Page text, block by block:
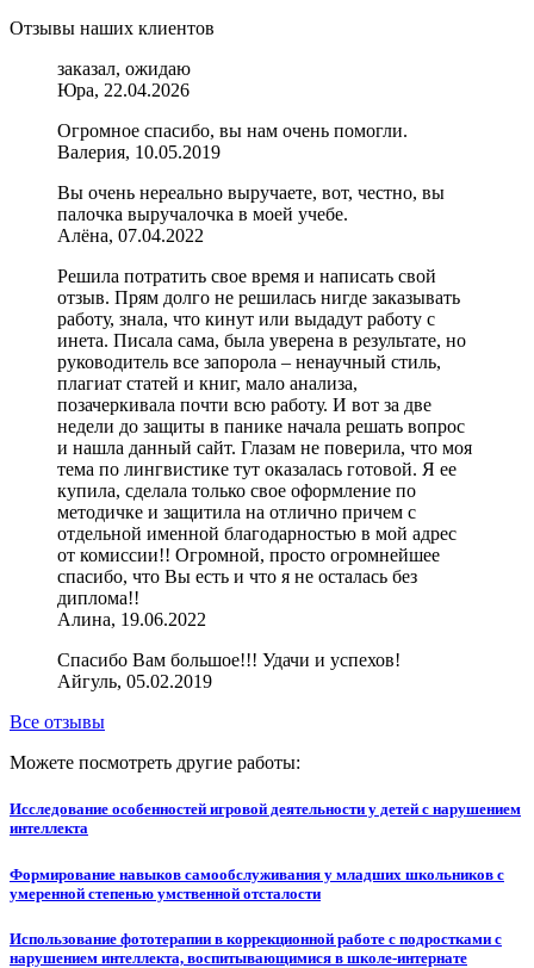
Отзывы наших клиентов
заказал, ожидаю
Юра, 22.04.2026
Огромное спасибо, вы нам очень помогли.
Валерия, 10.05.2019
Вы очень нереально выручаете, вот, честно, вы
палочка выручалочка в моей учебе.
Алёна, 07.04.2022
Решила потратить свое время и написать свой
отзыв. Прям долго не решилась нигде заказывать
работу, знала, что кинут или выдадут работу с
инета. Писала сама, была уверена в результате, но
руководитель все запорола – ненаучный стиль,
плагиат статей и книг, мало анализа,
позачеркивала почти всю работу. И вот за две
недели до защиты в панике начала решать вопрос
и нашла данный сайт. Глазам не поверила, что моя
тема по лингвистике тут оказалась готовой. Я ее
купила, сделала только свое оформление по
методичке и защитила на отлично причем с
отдельной именной благодарностью в мой адрес
от комиссии!! Огромной, просто огромнейшее
спасибо, что Вы есть и что я не осталась без
диплома!!
Алина, 19.06.2022
Спасибо Вам большое!!! Удачи и успехов!
Айгуль, 05.02.2019
Все отзывы
Можете посмотреть другие работы:
Исследование особенностей игровой деятельности у детей с нарушением
интеллекта
Формирование навыков самообслуживания у младших школьников с
умеренной степенью умственной отсталости
Использование фототерапии в коррекционной работе с подростками с
нарушением интеллекта, воспитывающимися в школе-интернате